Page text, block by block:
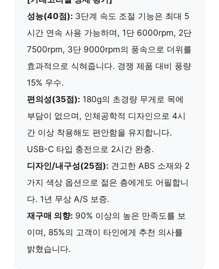
성능(40점): 3단계 속도 조절 기능은 최대 5
시간 연속 사용 가능하며, 1단 6000rpm, 2단
7500rpm, 3단 9000rpm의 풍속으로 더위를
효과적으로 식혀줍니다. 경쟁 제품 대비 풍량
15% 우수.
편의성(35점): 180g의 초경량 무게 로 목에
부담이 없으며, 인체공학적 디자인으로 4시
간 이상 착용해도 편안함을 유지합니다.
USB-C 타입 충전으로 2시간 완충.
디자인/내구성(25점): 견고한 ABS 소재와 2
가지 색상 옵션 으로 젊은 층에게도 어필합니
다. 1년 무상 A/S 보증.
재구매 의향: 90% 이상의 높은 만족도를 보
이며, 85%의 고객이 타인에게 추천 의사를
밝혔습니다.